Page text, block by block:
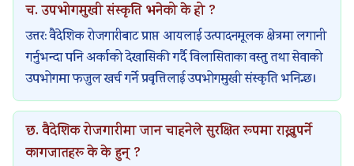
च. उपभोगमुखी संस्कृति भनेको के हो ?
उत्तर: वैदेशिक रोजगारीबाट प्राप्त आयलाई उत्पादनमूलक क्षेत्रमा लगानी
गर्नुभन्दा पनि अर्काको देखासिकी गर्दै विलासिताका वस्तु तथा सेवाको
उपभोगमा फजुल खर्च गर्ने प्रवृत्तिलाई उपभोगमुखी संस्कृति भनिन्छ।
छ. वैदेशिक रोजगारीमा जान चाहनेले सुरक्षित रूपमा राख्नुपर्ने
कागजातहरू के के हुन् ?